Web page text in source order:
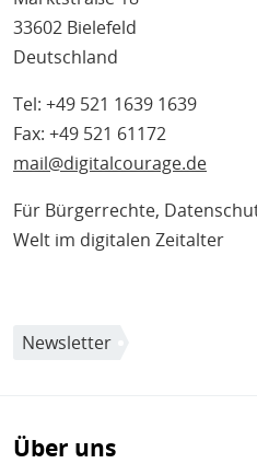
33602 Bielefeld
Deutschland
Tel: +49 521 1639 1639
Fax: +49 521 61172
mail@digitalcourage.de
Für Bürgerrechte,
Welt im digitalen Zeitalter
Newsletter
Über uns